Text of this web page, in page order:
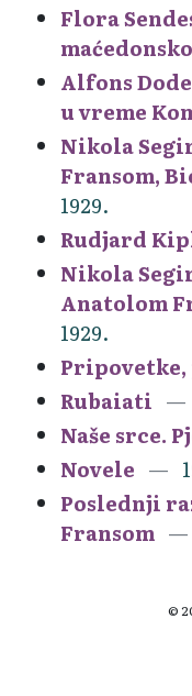
Flora
Alfons
u vreme
Nikola
Fransom,
1929.
Rudjard
Nikola
Anatolom
1929.
Rubaiati
Naše srce.
Novele
Poslednji
Fransom
©